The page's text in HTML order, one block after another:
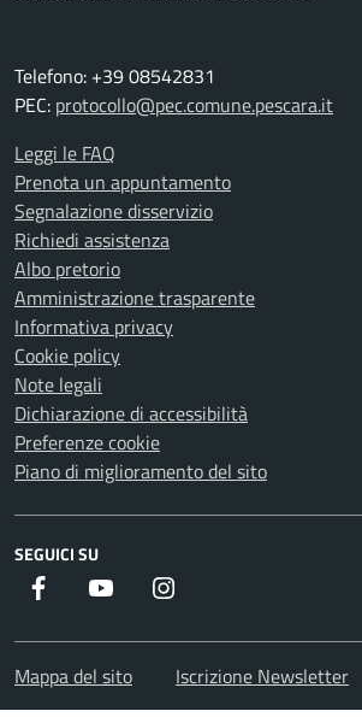
Telefono: +39 08542831
PEC: protocollo@pec.comune.pescara.it
Leggi le FAQ
Prenota un appuntamento
Segnalazione disservizio
Richiedi assistenza
Albo pretorio
Amministrazione trasparente
Informativa privacy
Cookie policy
Note legali
Dichiarazione di accessibilità
Preferenze cookie
Piano di miglioramento del sito
SEGUICI SU
Facebook Youtube
Mappa del sito Iscrizione Newsletter